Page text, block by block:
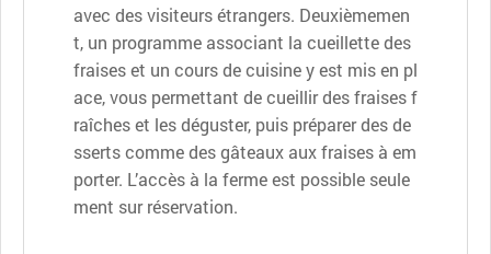
avec des visiteurs étrangers. Deuxièmemen
t, un programme associant la cueillette des
fraises et un cours de cuisine y est mis en pl
ace, vous permettant de cueillir des fraises f
raîches et les déguster, puis préparer des de
sserts comme des gâteaux aux fraises à em
porter. L’accès à la ferme est possible seule
ment sur réservation.